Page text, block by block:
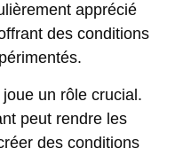
apprécié
des conditions
un rôle crucial.
peut rendre les
des conditions